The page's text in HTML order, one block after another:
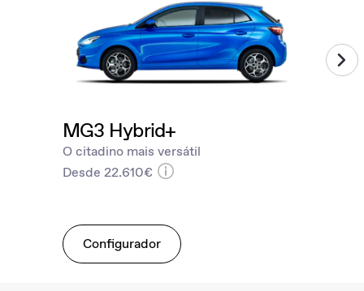
MG3 Hybrid+
O citadino mais versátil
Desde 22.610€
Configurador